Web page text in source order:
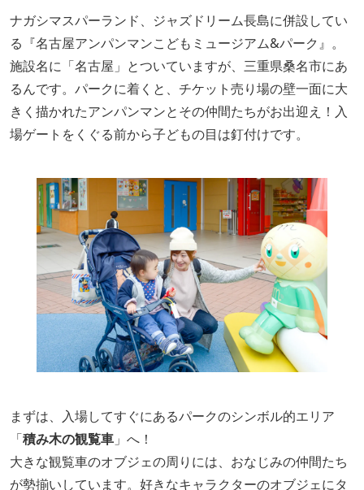
ナガシマスパーランド、ジャズドリーム長島に併設してい
る『名古屋アンパンマンこどもミュージアム&パーク』。
施設名に「名古屋」とついていますが、三重県桑名市にあ
るんです。パークに着くと、チケット売り場の壁一面に大
きく描かれたアンパンマンとその仲間たちがお出迎え！入
場ゲートをくぐる前から子どもの目は釘付けです。
まずは、入場してすぐにあるパークのシンボル的エリア
「積み木の観覧車 」へ！
大きな観覧車のオブジェの周りには、おなじみの仲間たち
が勢揃いしています。好きなキャラクターのオブジェにタ